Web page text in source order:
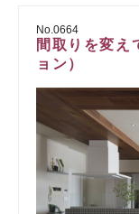
No.0664
間取りを変え
ョン）